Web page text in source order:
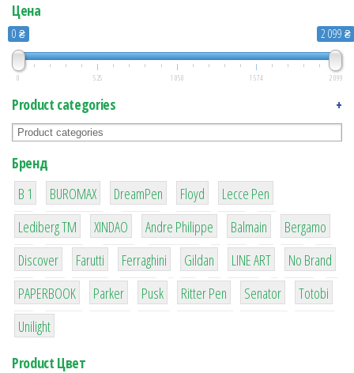
Цена
0 ₴ 2 099 ₴
0 525 1 050 1 574 2 099
Product categories +
Бренд
B 1
1
BUROMAX
1
DreamPen
2
Floyd
2
Lecce Pen
3
Lediberg ТМ
3
XINDAO
1
Andre Philippe
4
Balmain
26
Bergamo
64
Discover
299
Farutti
4
Ferraghini
42
Gildan
4
LINE ART
90
No Brand
8
PAPERBOOK
6
Parker
2
Pusk
22
Ritter Pen
15
Senator
43
Totobi
1
Unilight
Product Цвет